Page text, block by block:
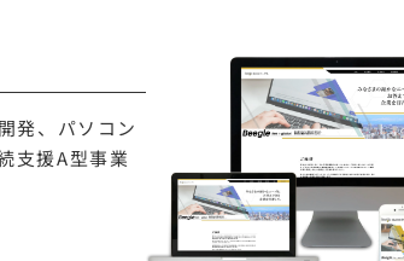
発、パソコン
支援A型事業